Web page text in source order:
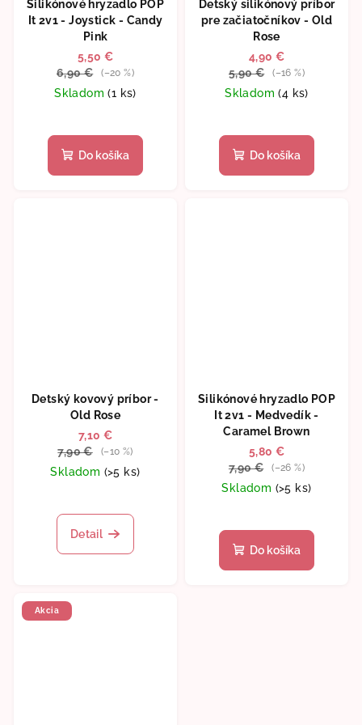
Silikónové hryzadlo POP
It 2v1 - Joystick - Candy
Pink
5,50 €
6,90 €
(–20 %)
Skladom(1 ks)
Do košíka
Detský silikónový príbor
pre začiatočníkov - Old
Rose
4,90 €
5,90 €
(–16 %)
Skladom(4 ks)
Do košíka
Detský kovový príbor -
Old Rose
7,10 €
7,90 €
(–10 %)
Skladom (>5 ks)
Detail
Silikónové hryzadlo POP
It 2v1 - Medvedík -
Caramel Brown
5,80 €
7,90 €
(–26 %)
Skladom (>5 ks)
hodnotenie
produktu
Do košíka
Akcia